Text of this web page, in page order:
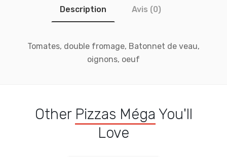
Description Avis (0)
Tomates, double fromage, Batonnet de veau,
oignons, oeuf
Other Pizzas Méga You'll
Love